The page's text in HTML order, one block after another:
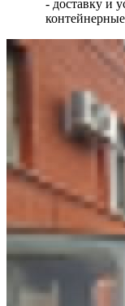
- доставку и